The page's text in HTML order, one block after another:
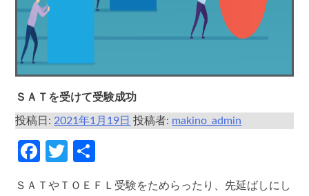
ＳＡＴを受けて受験成功
投稿日:2021年1月19日 投稿者: makino_admin
Facebook
Twitter
ＳＡＴやＴＯＥＦＬ受験をためらったり、先延ばしにし